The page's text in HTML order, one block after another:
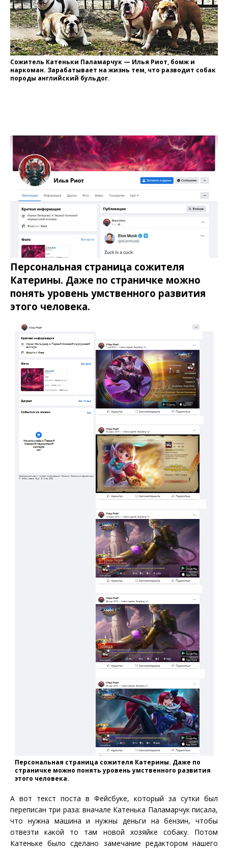
Сожитель Катеньки Паламарчук — Илья Риот, бомж и
наркоман. Зарабатывает на жизнь тем, что разводит собак
породы английский бульдог.
Персональная страница сожителя
Катерины. Даже по страничке можно
понять уровень умственного развития
этого человека.
Персональная страница сожителя Катерины. Даже по
страничке можно понять уровень умственного развития
этого человека.
А вот текст поста в Фейсбуке, который за сутки был
переписан три раза: вначале Катенька Паламарчук писала,
что нужна машина и нужны деньги на бензин, чтобы
отвезти какой то там новой хозяйке собаку. Потом
Катеньке было сделано замечание редактором нашего